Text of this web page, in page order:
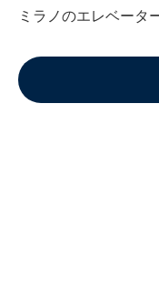
ミラノのエレベータ